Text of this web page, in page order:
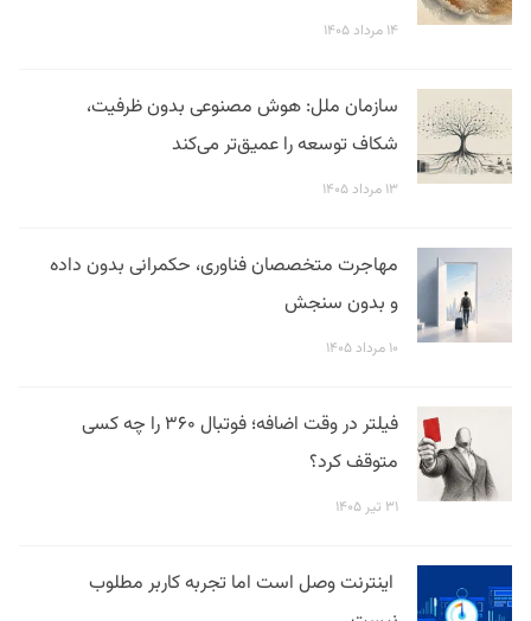
۱۴ مرداد ۱۴۰۵
سازمان ملل: هوش مصنوعی بدون ظرفیت،
شکاف توسعه را عمیق‌تر می‌کند
۱۳ مرداد ۱۴۰۵
مهاجرت متخصصان فناوری، حکمرانی بدون داده
و بدون سنجش
۱۰ مرداد ۱۴۰۵
فیلتر در وقت اضافه؛ فوتبال ۳۶۰ را چه کسی
متوقف کرد؟
۳۱ تیر ۱۴۰۵
اینترنت وصل است اما تجربه کاربر مطلوب